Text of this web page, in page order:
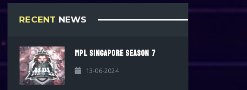
RECENT NEWS
MPL SINGAPORE SEASON 7
13-06-2024